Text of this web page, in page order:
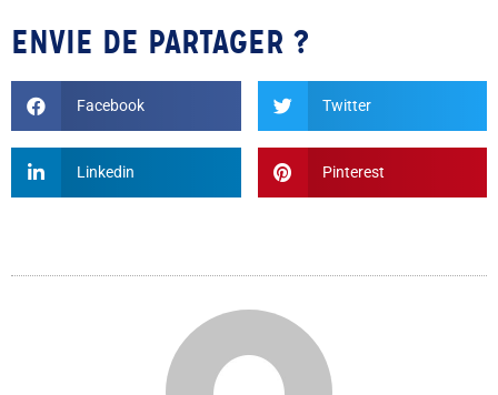
ENVIE DE PARTAGER ?
Facebook Twitter
Linkedin Pinterest